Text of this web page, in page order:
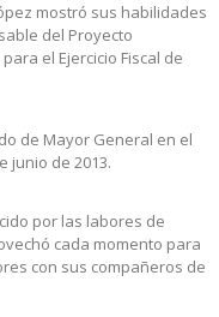
mostró sus habilidades
del Proyecto
el Ejercicio Fiscal de
de Mayor General en el
junio de 2013.
por las labores de
cada momento para
con sus compañeros de